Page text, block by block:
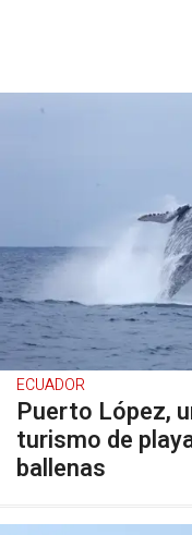
ECUADOR
Puerto López,
turismo de
ballenas